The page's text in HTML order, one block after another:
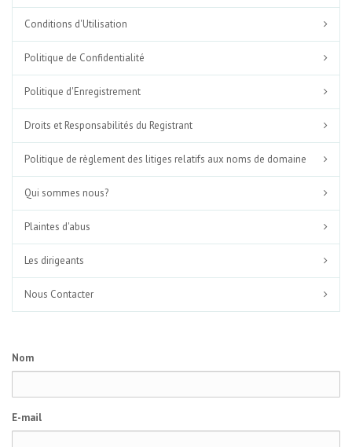
Conditions d'Utilisation
Politique de Confidentialité
Politique d'Enregistrement
Droits et Responsabilités du Registrant
Politique de règlement des litiges relatifs aux noms de domaine
Qui sommes nous?
Plaintes d'abus
Les dirigeants
Nous Contacter
Nom
E-mail